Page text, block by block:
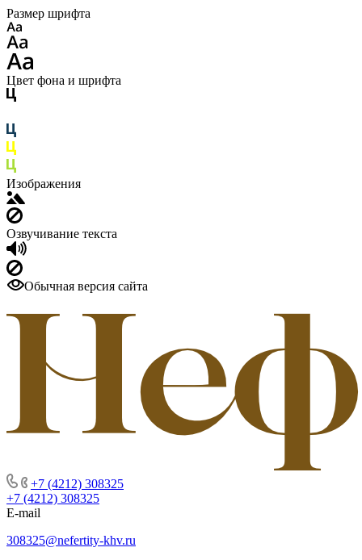
Размер шрифта
Цвет фона и шрифта
Изображения
Озвучивание текста
Обычная версия сайта
+7 (4212) 308325
+7 (4212) 308325
E-mail
308325@nefertity-khv.ru